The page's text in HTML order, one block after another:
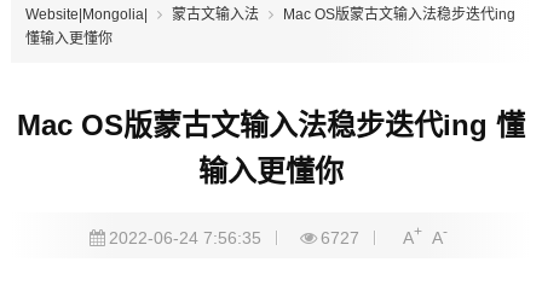
Website|Mongolia|
蒙古文输入法
Mac OS版蒙古文输入法稳步迭代ing
懂输入更懂你
Mac OS版蒙古文输入法稳步迭代ing 懂
输入更懂你
2022-06-24 7:56:35 6727 A+ A-